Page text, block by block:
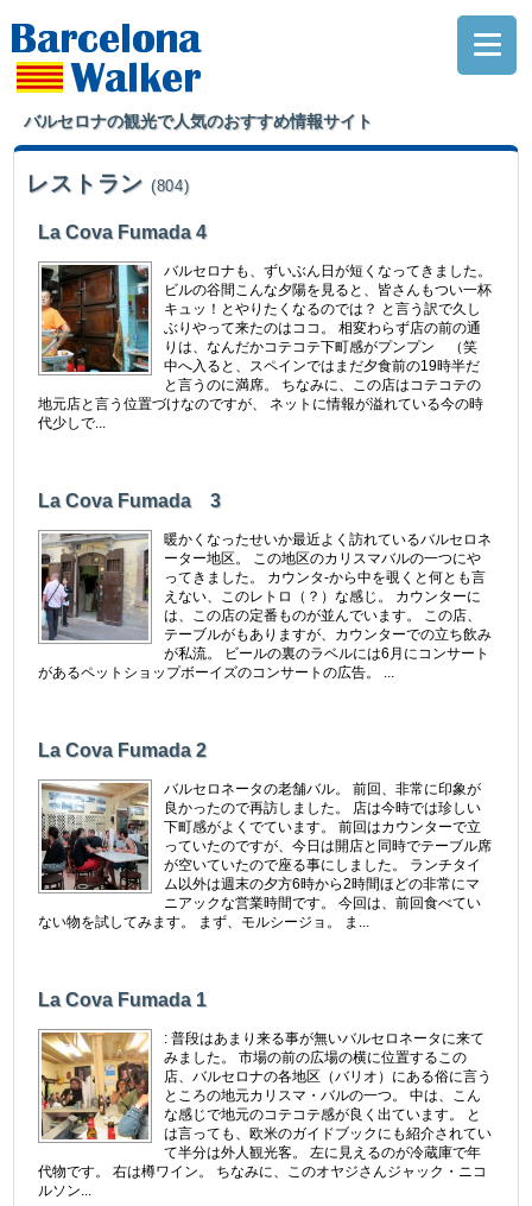
バルセロナの観光で人気のおすすめ情報サイト
レストラン (804)
La Cova Fumada 4
バルセロナも、ずいぶん日が短くなってきました。
ビルの谷間こんな夕陽を見ると、皆さんもつい一杯
キュッ！とやりたくなるのでは？ と言う訳で久し
ぶりやって来たのはココ。 相変わらず店の前の通
りは、なんだかコテコテ下町感がプンプン （笑
中へ入ると、スペインではまだ夕食前の19時半だ
と言うのに満席。 ちなみに、この店はコテコテの
地元店と言う位置づけなのですが、 ネットに情報が溢れている今の時
代少しで...
La Cova Fumada 3
暖かくなったせいか最近よく訪れているバルセロネ
ーター地区。 この地区のカリスマバルの一つにや
ってきました。 カウンタ-から中を覗くと何とも言
えない、このレトロ（？）な感じ。 カウンターに
は、この店の定番ものが並んでいます。 この店、
テーブルがもありますが、カウンターでの立ち飲み
が私流。 ビールの裏のラベルには6月にコンサート
があるペットショップボーイズのコンサートの広告。 ...
La Cova Fumada 2
バルセロネータの老舗バル。 前回、非常に印象が
良かったので再訪しました。 店は今時では珍しい
下町感がよくでています。 前回はカウンターで立
っていたのですが、今日は開店と同時でテーブル席
が空いていたので座る事にしました。 ランチタイ
ム以外は週末の夕方6時から2時間ほどの非常にマ
ニアックな営業時間です。 今回は、前回食べてい
ない物を試してみます。 まず、モルシージョ。 ま...
La Cova Fumada 1
: 普段はあまり来る事が無いバルセロネータに来て
みました。 市場の前の広場の横に位置するこの
店、バルセロナの各地区（バリオ）にある俗に言う
ところの地元カリスマ・バルの一つ。 中は、こん
な感じで地元のコテコテ感が良く出ています。 と
は言っても、欧米のガイドブックにも紹介されてい
て半分は外人観光客。 左に見えるのが冷蔵庫で年
代物です。 右は樽ワイン。 ちなみに、このオヤジさんジャック・ニコ
ルソン...